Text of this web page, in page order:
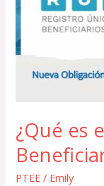
¿Qué es
PTEE / Emily
Registro
de
RUB?